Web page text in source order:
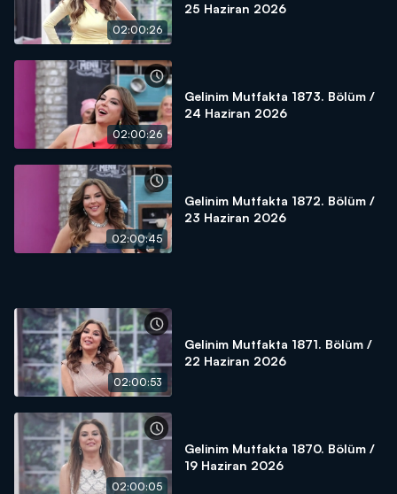
02:00:26
25 Haziran 2026
02:00:26
Gelinim Mutfakta 1873. Bölüm /
24 Haziran 2026
02:00:45
Gelinim Mutfakta 1872. Bölüm /
23 Haziran 2026
02:00:53
Gelinim Mutfakta 1871. Bölüm /
22 Haziran 2026
02:00:05
Gelinim Mutfakta 1870. Bölüm /
19 Haziran 2026